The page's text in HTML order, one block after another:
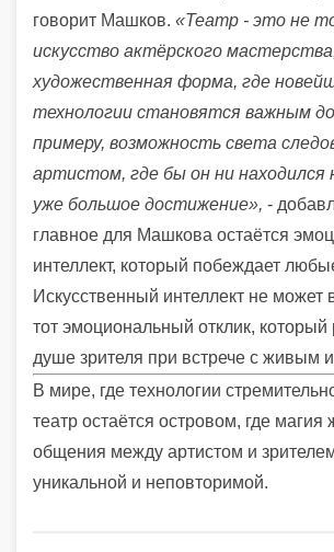
говорит Машков. «Театр - это не
искусство актёрского
художественная форма, где
технологии становятся важным
примеру, возможность света
артистом, где бы он ни находился
уже большое достижение», -
главное для Машкова остаётся
интеллект, который побеждает
Искусственный интеллект не может
тот эмоциональный отклик, который
душе зрителя при встрече с живым
В мире, где технологии
театр остаётся островом, где магия
общения между артистом и
уникальной и неповторимой.